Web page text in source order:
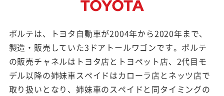
ポルテは、トヨタ自動車が2004年から2020年まで、
製造・販売していた3ドアトールワゴンです。ポルテ
の販売チャネルはトヨタ店とトヨペット店、2代目モ
デル以降の姉妹車スペイドはカローラ店とネッツ店で
取り扱いとなり、姉妹車のスペイドと同タイミングの